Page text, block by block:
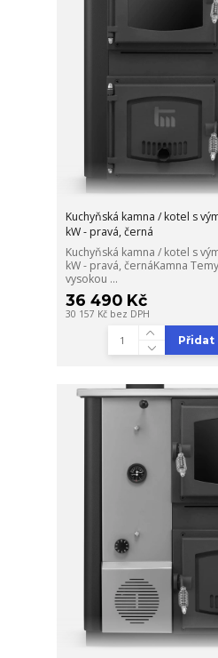
Kuchyňská kamna / kotel s
kW - pravá, černá
Kuchyňská kamna / kotel s
kW - pravá, černáKamna
vysokou ...
36 490 Kč
30 157 Kč bez DPH
Přidat